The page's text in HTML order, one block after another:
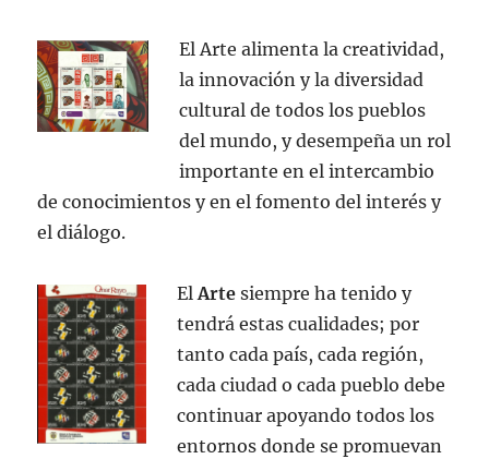
El Arte alimenta la creatividad,
la innovación y la diversidad
cultural de todos los pueblos
del mundo, y desempeña un rol
importante en el intercambio
de conocimientos y en el fomento del interés y
el diálogo.
ElArte siempre ha tenido y
tendrá estas cualidades; por
tanto cada país, cada región,
cada ciudad o cada pueblo debe
continuar apoyando todos los
entornos donde se promuevan